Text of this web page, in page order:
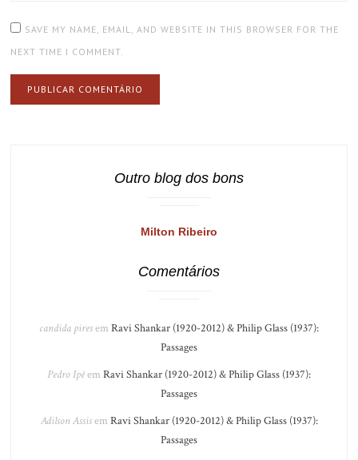
SAVE MY NAME, EMAIL, AND WEBSITE IN THIS BROWSER FOR THE
NEXT TIME I COMMENT.
Outro blog dos bons
Milton Ribeiro
Comentários
candida piresem Ravi Shankar (1920-2012) & Philip Glass (1937):
Passages
Pedro Ipêem Ravi Shankar (1920-2012) & Philip Glass (1937):
Passages
Adilson Assisem Ravi Shankar (1920-2012) & Philip Glass (1937):
Passages